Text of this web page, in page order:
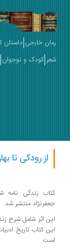
رمان خارجی داستان
شعر کودک و نوجوان
از رودکی تا
کتاب زندگی نامه
جعفرنژاد منتشر شد.
این اثر شامل شرح
این کتاب تاریخ
است.